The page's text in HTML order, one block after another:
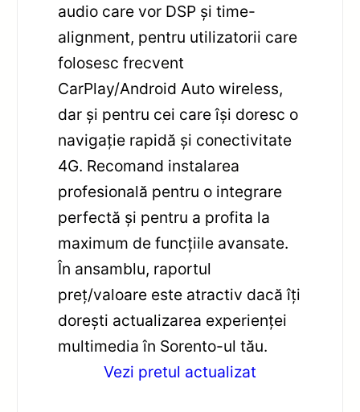
audio care vor DSP și time-
alignment, pentru utilizatorii care
folosesc frecvent
CarPlay/Android Auto wireless,
dar și pentru cei care îşi doresc o
navigație rapidă și conectivitate
4G. Recomand instalarea
profesională pentru o integrare
perfectă și pentru a profita la
maximum de funcțiile avansate.
În ansamblu, raportul
preț/valoare este atractiv dacă îți
dorești actualizarea experienței
multimedia în Sorento-ul tău.
Vezi pretul actualizat